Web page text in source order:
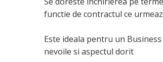
functie de contractul ce
Este ideala pentru un
nevoile si aspectul dorit